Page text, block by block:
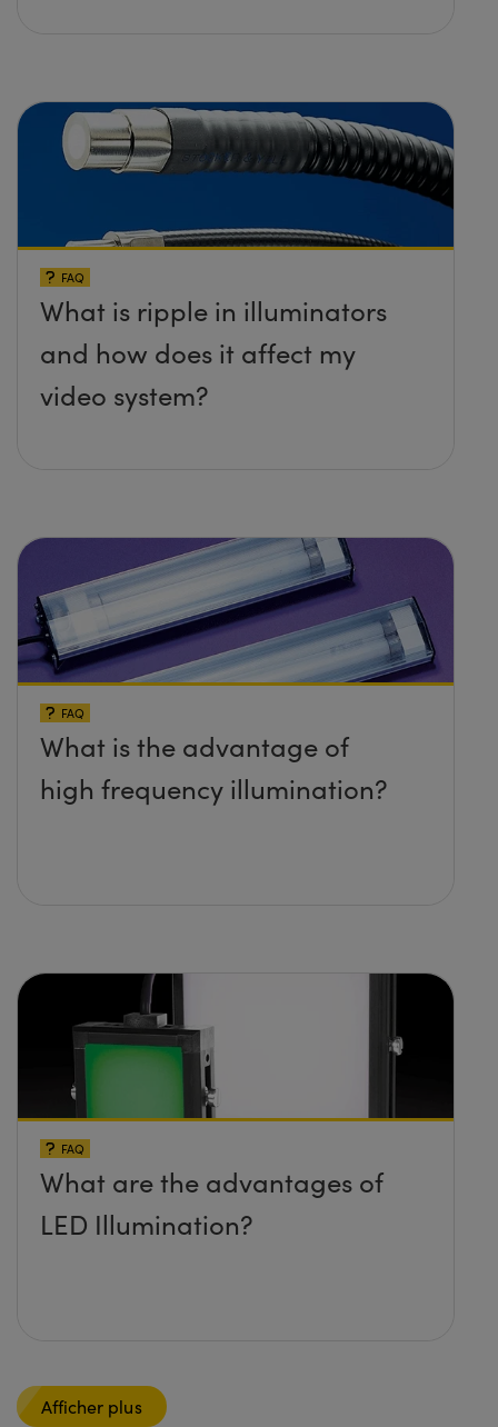
FAQ
What is ripple in illuminators
and how does it affect my
video system?
FAQ
What is the advantage of
high frequency illumination?
FAQ
What are the advantages of
LED Illumination?
Afficher plus